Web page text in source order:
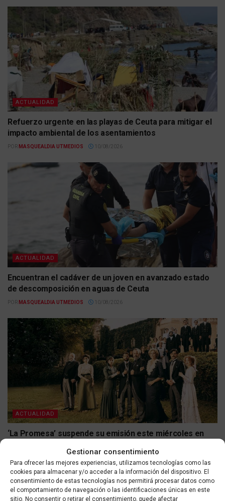
Gestionar consentimiento
Para ofrecer las mejores experiencias, utilizamos tecnologías como las
cookies para almacenar y/o acceder a la información del dispositivo. El
consentimiento de estas tecnologías nos permitirá procesar datos como
el comportamiento de navegación o las identificaciones únicas en este
sitio. No consentir o retirar el consentimiento, puede afectar
ACTUALIDAD
Refuerzo urgente en las playas de Ceuta para mitigar el
impacto ambiental de los asentamientos
POR MASQUEALDIA UTMEDIOS 10/08/2026
ACTUALIDAD
Encuentran el cadáver de un joven en avanzado estado
de descomposición en aguas de Ceuta
POR MASQUEALDIA UTMEDIOS 10/08/2026
ACTUALIDAD
‘La Promesa’ suspende su emisión este miércoles en
POR MASQUEALDIA UTMEDIOS 10/08/2026